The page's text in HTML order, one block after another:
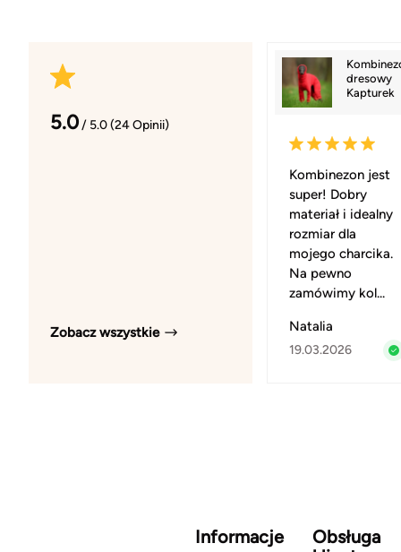
5.0/ 5.0 (24 Opinii)
Zobacz wszystkie
dresowy
Kapturek
Kombinezon jest
super! Dobry
materiał i idealny
rozmiar dla
mojego charcika.
Na pewno
zamówimy kol...
Natalia
19.03.2026
Informacje
Obsługa